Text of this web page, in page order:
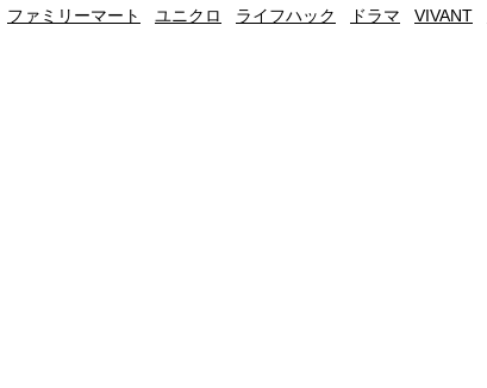
ファミリーマート ユニクロ ライフハック ドラマ VIVANT